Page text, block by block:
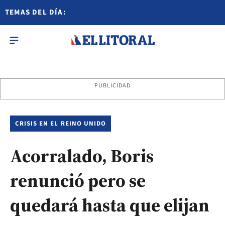
TEMAS DEL DÍA:
PUBLICIDAD
CRISIS EN EL REINO UNIDO
Acorralado, Boris
renunció pero se
quedará hasta que elijan